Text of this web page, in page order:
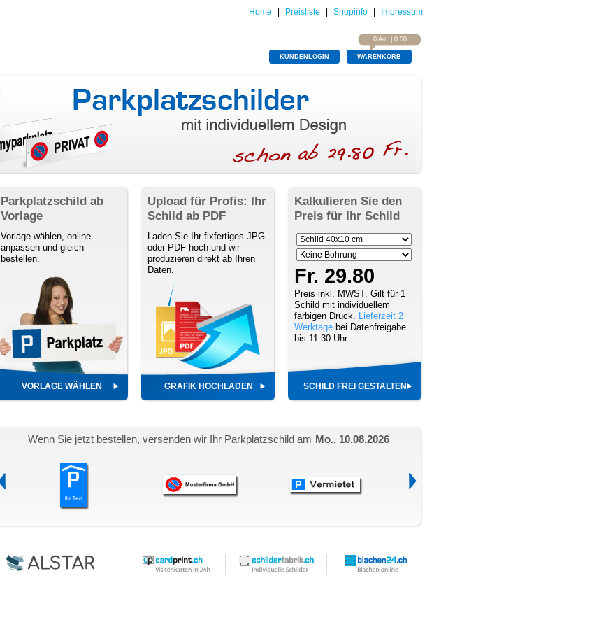
Home Preisliste Shopinfo Impressum
0 Art. | 0.00
KUNDENLOGIN WARENKORB
Parkplatzschild ab
Vorlage
Vorlage wählen, online
anpassen und gleich
bestellen.
VORLAGE WÄHLEN
Upload für Profis: Ihr
Schild ab PDF
Laden Sie Ihr fixfertiges JPG
oder PDF hoch und wir
produzieren direkt ab Ihren
Daten.
GRAFIK HOCHLADEN
Kalkulieren Sie den
Preis für Ihr Schild
Fr. 29.80
Preis inkl. MWST. Gilt für 1
Schild mit individuellem
farbigen Druck. Lieferzeit 2
Werktage bei Datenfreigabe
bis 11:30 Uhr.
SCHILD FREI GESTALTEN
Wenn Sie jetzt bestellen, versenden wir Ihr Parkplatzschild am Mo., 10.08.2026